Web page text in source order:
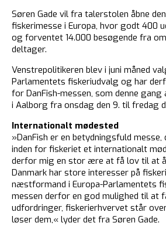
Søren Gade vil fra talerstolen åbne
fiskerimesse i Europa, hvor godt 400
og forventet 14.000 besøgende fra
deltager.
Venstrepolitikeren blev i juni måned
Parlamentets fiskeriudvalg og har
for DanFish-messen, som denne
i Aalborg fra onsdag den 9. til fredag
Internationalt mødested
»DanFish er en betydningsfuld
inden for fiskeriet et internationalt
derfor mig en stor ære at få lov til at
Danmark har store interesser på
næstformand i Europa-Parlamentets
messen derfor en god mulighed til at
udfordringer, fiskerierhvervet står
løser dem,« lyder det fra Søren Gade.